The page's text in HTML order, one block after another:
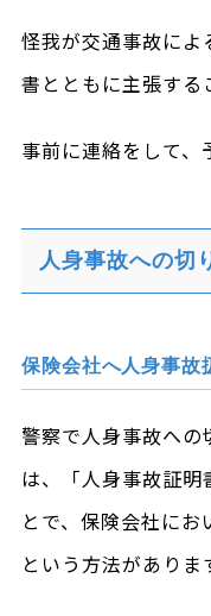
怪我が交通事故によ
書とともに主張する
事前に連絡をして、
人身事故への切
保険会社へ人身事故
警察で人身事故への
は、「人身事故証明
とで、保険会社にお
という方法がありま